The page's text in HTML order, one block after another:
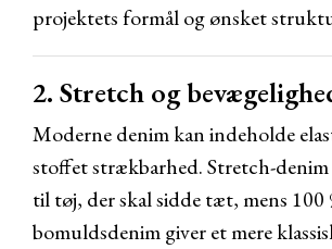
projektets formål og ønsket
2. Stretch og
Moderne denim kan indeholde
stoffet strækbarhed. Stretch-denim
til tøj, der skal sidde tæt, mens 100
bomuldsdenim giver et mere